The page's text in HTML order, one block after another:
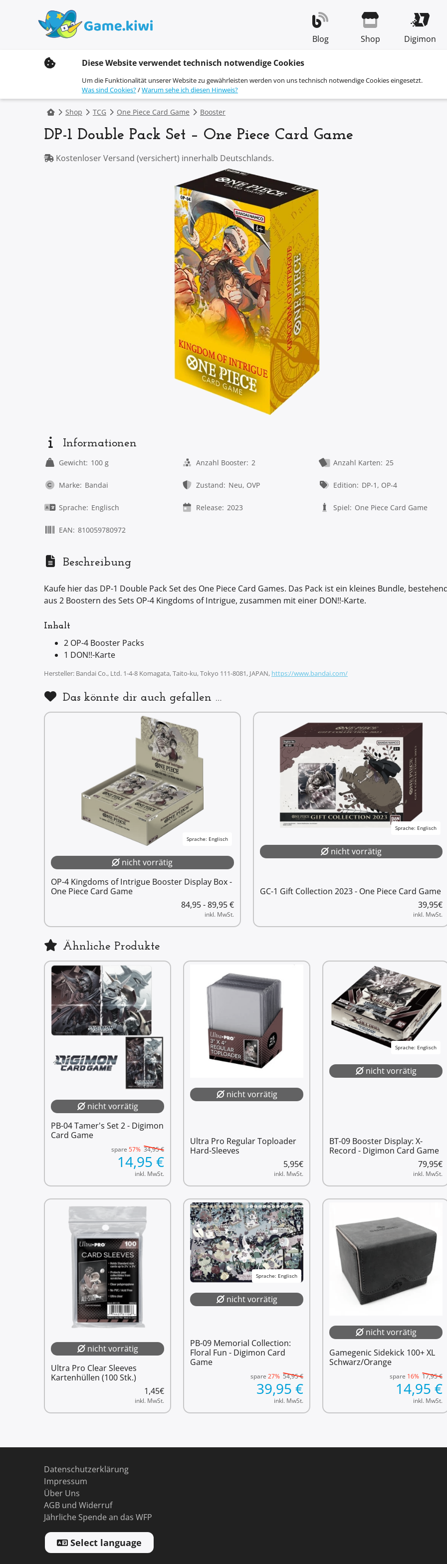
o
Blog Shop Digimon
Diese Website verwendet technisch notwendige Cookies
Um die Funktionalität unserer Website zu gewährleisten werden von uns technisch notwendige Cookies eingesetzt.
Was sind Cookies?/Warum sehe ich diesen Hinweis?
Shop TCG One Piece Card Game Booster
DP-1 Double Pack Set – One Piece Card Game
Kostenloser Versand (versichert) innerhalb Deutschlands.
Informationen
Gewicht: 100 g Anzahl Booster: 2 Anzahl Karten: 25
Marke: Bandai Zustand: Neu, OVP Edition: DP-1, OP-4
Sprache: Englisch Release: 2023 Spiel: One Piece Card Game
EAN: 810059780972
Beschreibung
Kaufe hier das DP-1 Double Pack Set des One Piece Card Games. Das Pack ist ein kleines Bundle,
aus 2 Boostern des Sets OP-4 Kingdoms of Intrigue, zusammen mit einer DON!!-Karte.
Inhalt
2 OP-4 Booster Packs
1 DON!!-Karte
Hersteller: Bandai Co., Ltd. 1-4-8 Komagata, Taito-ku, Tokyo 111-8081, JAPAN, https://www.bandai.com/
Das könnte dir auch gefallen …
Sprache: Englisch
nicht vorrätig
OP-4 Kingdoms of Intrigue Booster Display Box -
One Piece Card Game
84,95 - 89,95 €
inkl. MwSt.
Sprache: Englisch
nicht vorrätig
GC-1 Gift Collection 2023 - One Piece Card Game
39,95€
inkl. MwSt.
Ähnliche Produkte
nicht vorrätig
PB-04 Tamer's Set 2 - Digimon
Card Game
spare 57% 34,95€
14,95 €
inkl. MwSt.
nicht vorrätig
Ultra Pro Regular Toploader
Hard-Sleeves
5,95€
inkl. MwSt.
Sprache: Englisch
nicht vorrätig
BT-09 Booster Display: X-
Record - Digimon Card Game
79,95€
inkl. MwSt.
nicht vorrätig
Ultra Pro Clear Sleeves
Kartenhüllen (100 Stk.)
1,45€
inkl. MwSt.
Sprache: Englisch
nicht vorrätig
PB-09 Memorial Collection:
Floral Fun - Digimon Card
Game
spare 27% 54,95€
39,95 €
inkl. MwSt.
nicht vorrätig
Gamegenic Sidekick 100+ XL
Schwarz/Orange
spare 16% 17,95€
14,95 €
inkl. MwSt.
Datenschutzerklärung
Impressum
Über Uns
AGB und Widerruf
Jährliche Spende an das WFP
Select language